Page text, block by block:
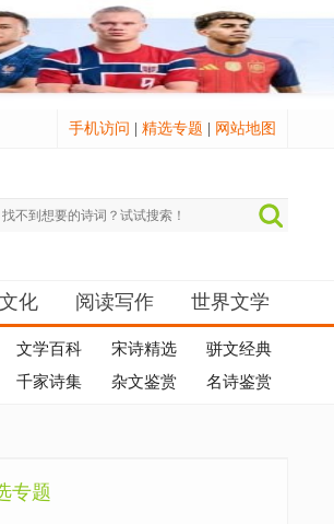
手机访问 精选专题 网站地图
化 阅读写作 世界文学
文学百科 宋诗精选
骈文经典
千家诗集 杂文鉴赏 名诗鉴赏
专题